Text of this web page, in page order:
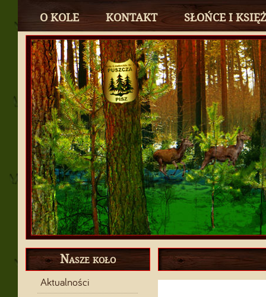
O KOLE KONTAKT SŁOŃCE I
Nasze koło
Aktualności